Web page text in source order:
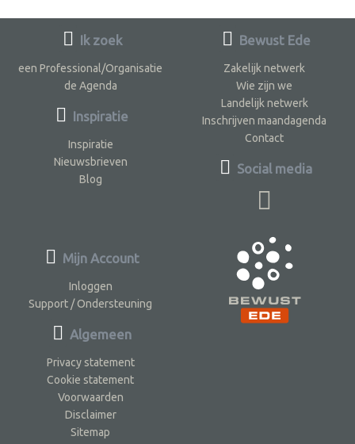
Ik zoek
een Professional/Organisatie
de Agenda
Inspiratie
Inspiratie
Nieuwsbrieven
Blog
Bewust Ede
Zakelijk netwerk
Wie zijn we
Landelijk netwerk
Inschrijven maandagenda
Contact
Social media
Mijn Account
Inloggen
Support / Ondersteuning
Algemeen
Privacy statement
Cookie statement
Voorwaarden
Disclaimer
Sitemap